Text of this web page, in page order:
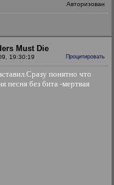
Авторизован
Must Die
19:30:19 Процитировать
понятно что
песня без бита -мертвая